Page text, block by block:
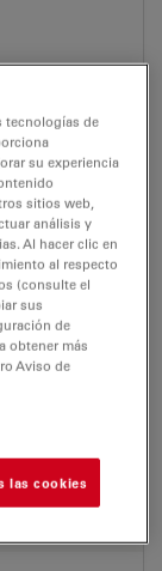
DE
EN
ES
tecnologías de
su experiencia
sitios web,
análisis y
Al hacer clic en
al respecto
(consulte el
sus
de
obtener más
Aviso de
las cookies